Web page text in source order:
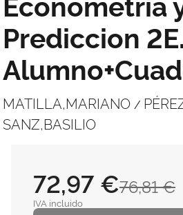
Prediccion
MATILLA,MARIANO /
SANZ,BASILIO
76,81 €
72,97 €
IVA incluido